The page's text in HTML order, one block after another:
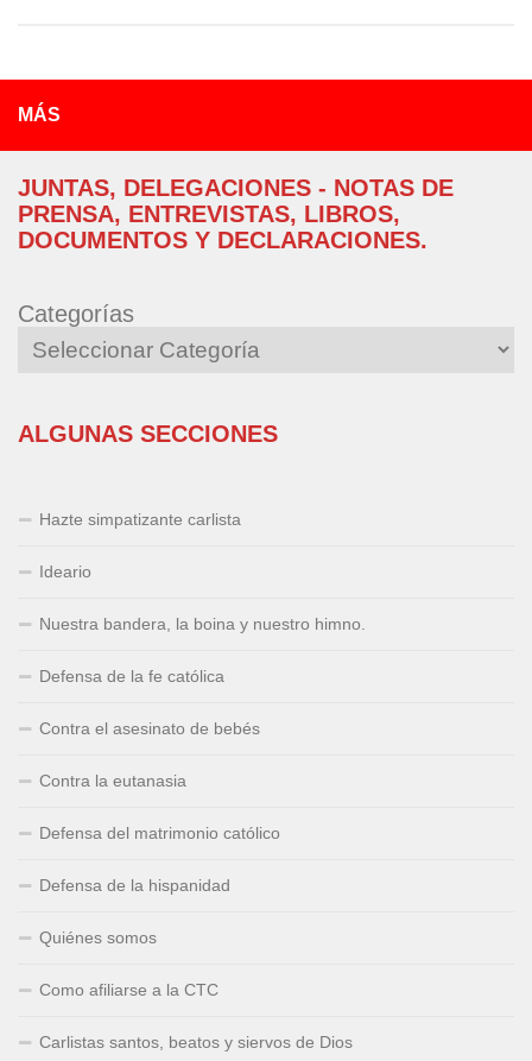
MÁS
JUNTAS, DELEGACIONES - NOTAS DE
PRENSA, ENTREVISTAS, LIBROS,
DOCUMENTOS Y DECLARACIONES.
Categorías
ALGUNAS SECCIONES
Hazte simpatizante carlista
Ideario
Nuestra bandera, la boina y nuestro himno.
Defensa de la fe católica
Contra el asesinato de bebés
Contra la eutanasia
Defensa del matrimonio católico
Defensa de la hispanidad
Quiénes somos
Como afiliarse a la CTC
Carlistas santos, beatos y siervos de Dios